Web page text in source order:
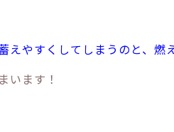
えやすくしてしまうのと、燃
います！